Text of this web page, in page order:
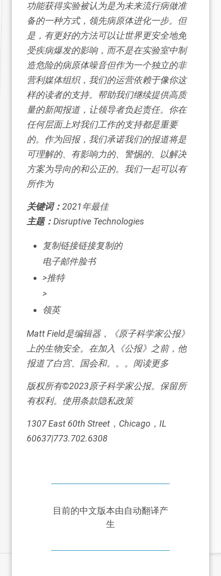
功能获得实验被认为是为未来流行病做准
备的一种方式，领先病原体进化一步。但
是，有更好的方法可以让世界更安全地免
受疾病爆发的影响，而不是在实验室中制
造危险的病原体噪音但作为一个独立的非
营利媒体组织，我们的运营依赖于像你这
样的读者的支持。帮助我们继续提供高质
量的新闻报道，让领导者负起责任。你在
任何层面上对我们工作的支持都是重要
的。作为回报，我们承诺我们的报道将是
可理解的、有影响力的、警惕的、以解决
方案为导向的和公正的。我们一起可以有
所作为
关键词： 2021年最佳
主题： Disruptive Technologies
复制链接链接复制的
电子邮件脸书
>推特
>
领英
Matt Field是编辑器，《原子科学家公报》
上的生物安全。在加入《公报》之前，他
报道了白宫、国会和。。。阅读更多
版权所有©2023原子科学家公报。保留所
有权利。使用条款隐私政策
1307 East 60th Street，Chicago，IL
60637|773.702.6308
目前的中文版本由自动翻译产
生